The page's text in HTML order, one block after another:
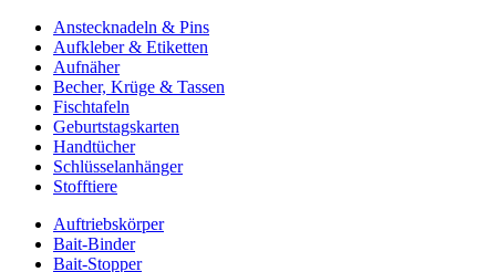
Anstecknadeln & Pins
Aufkleber & Etiketten
Aufnäher
Becher, Krüge & Tassen
Fischtafeln
Geburtstagskarten
Handtücher
Schlüsselanhänger
Stofftiere
Auftriebskörper
Bait-Binder
Bait-Stopper